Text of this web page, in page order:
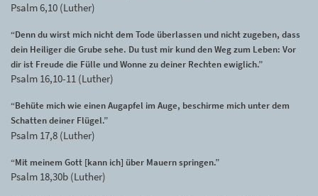
Psalm 6,10 (Luther)
“Denn du wirst mich nicht dem Tode überlassen und nicht zugeben, dass
dein Heiliger die Grube sehe. Du tust mir kund den Weg zum Leben: Vor
dir ist Freude die Fülle und Wonne zu deiner Rechten ewiglich.”
Psalm 16,10-11 (Luther)
“Behüte mich wie einen Augapfel im Auge, beschirme mich unter dem
Schatten deiner Flügel.”
Psalm 17,8 (Luther)
“Mit meinem Gott [kann ich] über Mauern springen.”
Psalm 18,30b (Luther)